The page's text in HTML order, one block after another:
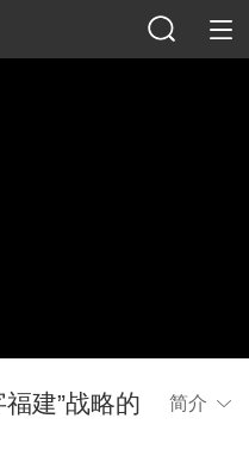
福建”战略的
简介